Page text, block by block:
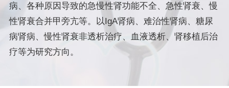
病、各种原因导致的急慢性肾功能不全、急性肾衰、慢
性肾衰合并甲旁亢等。以IgA肾病、难治性肾病、糖尿
病肾病、慢性肾衰非透析治疗、血液透析、肾移植后治
疗等为研究方向。